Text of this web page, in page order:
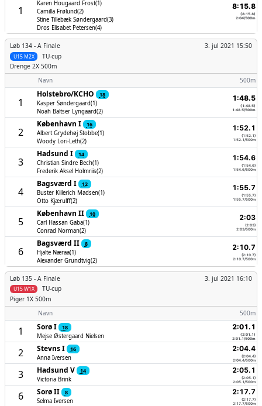
1
Karen Hougaard Frost(1)
Camilla Frølund(2)
Stine Tillebæk Søndergaard(3)
Dros Elisabet Petersen(4)
8:15.8
(8:15.8)
2:04/500m
Løb 134 - A Finale
TU-cup
3. jul 2021 15:50
U15 M2X
Drenge 2X 500m
Navn
500m
1
Holstebro/­KCHO
18
Kasper Søndergaard(1)
Noah Baltser Lyngaard(2)
1:48.5
(1:48.5)
1:48.5/500m
2
København I
16
Albert Grydehøj Stobbe(1)
Woody Lori-Leth(2)
1:52.1
(1:52.1)
1:52.1/500m
3
Hadsund I
14
Christian Sindre Bech(1)
Frederik Aksel Holmriis(2)
1:54.6
(1:54.6)
1:54.6/500m
4
Bagsværd I
12
Buster Kiilerich Madsen(1)
Otto Kjærulff(2)
1:55.7
(1:55.7)
1:55.7/500m
5
København II
10
Carl Hassan Gaba(1)
Conrad Norman(2)
2:03
(2:03)
2:03/500m
6
Bagsværd II
8
Hjalte Næraa(1)
Alexander Grundtvig(2)
2:10.7
(2:10.7)
2:10.7/500m
Løb 135 - A Finale
TU-cup
3. jul 2021 16:10
U15 W1X
Piger 1X 500m
Navn
500m
1 Sorø I
18
Mejse Østergaard Nielsen
2:01.1
(2:01.1)
2:01.1/500m
2 Stevns I
16
Anna Iversen
2:04.4
(2:04.4)
2:04.4/500m
3 Hadsund V
14
Victoria Brink
2:05.1
(2:05.1)
2:05.1/500m
6 Sorø II
8
Selma Iversen
2:17.7
(2:17.7)
2:17.7/500m